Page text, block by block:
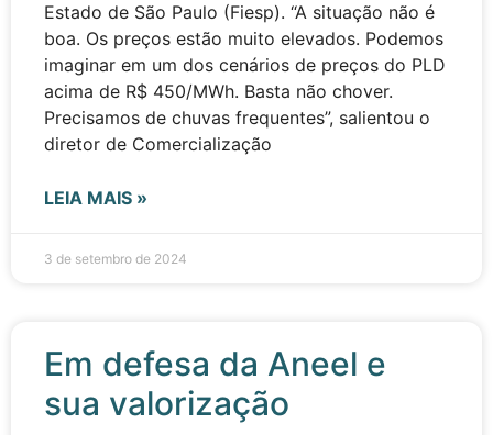
Estado de São Paulo (Fiesp). “A situação não é
boa. Os preços estão muito elevados. Podemos
imaginar em um dos cenários de preços do PLD
acima de R$ 450/MWh. Basta não chover.
Precisamos de chuvas frequentes”, salientou o
diretor de Comercialização
LEIA MAIS »
3 de setembro de 2024
Em defesa da Aneel e
sua valorização